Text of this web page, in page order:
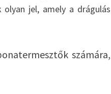
jel, amely a drágulás
számára,